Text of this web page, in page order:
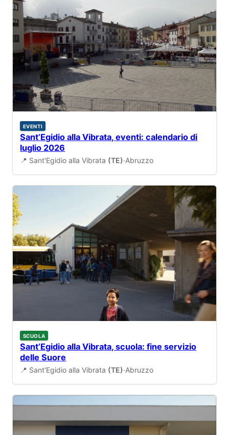
EVENTI
Sant’Egidio alla Vibrata, eventi: calendario di
luglio 2026
📍 Sant'Egidio alla Vibrata (TE)·Abruzzo
SCUOLA
Sant’Egidio alla Vibrata, scuola: fine servizio
delle Suore
📍 Sant'Egidio alla Vibrata (TE)·Abruzzo